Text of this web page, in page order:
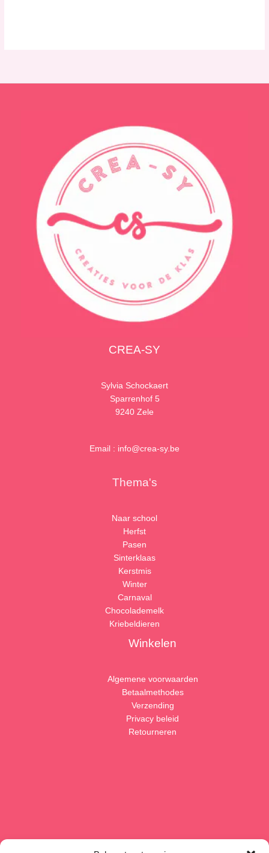
CREA-SY
Sylvia Schockaert
Sparrenhof 5
9240 Zele
Email : info@crea-sy.be
Thema's
Naar school
Herfst
Pasen
Sinterklaas
Kerstmis
Winter
Carnaval
Chocolademelk
Kriebeldieren
Winkelen
Algemene voorwaarden
Betaalmethodes
Verzending
Privacy beleid
Retourneren